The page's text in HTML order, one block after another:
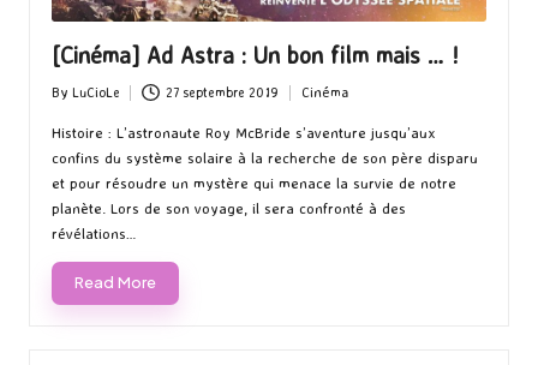
[Cinéma] Ad Astra : Un bon film mais … !
Posted
by
By LuCioLe 27 septembre 2019
in
Cinéma
Histoire : L’astronaute Roy McBride s’aventure jusqu’aux
confins du système solaire à la recherche de son père disparu
et pour résoudre un mystère qui menace la survie de notre
planète. Lors de son voyage, il sera confronté à des
révélations…
Read More